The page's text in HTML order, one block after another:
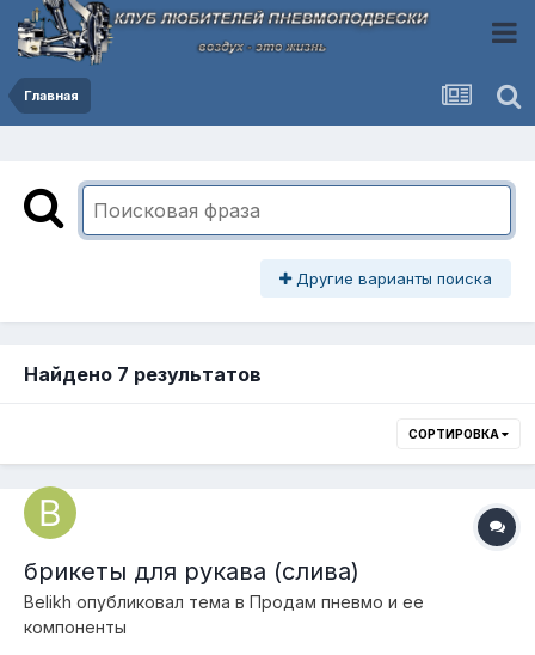
Главная
Другие варианты поиска
Найдено 7 результатов
СОРТИРОВКА
брикеты для рукава (слива)
Belikh опубликовал тема в Продам пневмо и ее
компоненты